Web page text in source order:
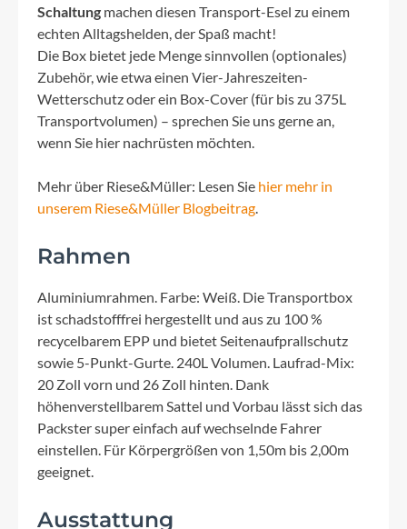
Schaltung machen diesen Transport-Esel zu einem
echten Alltagshelden, der Spaß macht!
Die Box bietet jede Menge sinnvollen (optionales)
Zubehör, wie etwa einen Vier-Jahreszeiten-
Wetterschutz oder ein Box-Cover (für bis zu 375L
Transportvolumen) – sprechen Sie uns gerne an,
wenn Sie hier nachrüsten möchten.
Mehr über Riese&Müller: Lesen Sie hier mehr in
unserem Riese&Müller Blogbeitrag.
Rahmen
Aluminiumrahmen. Farbe: Weiß. Die Transportbox
ist schadstofffrei hergestellt und aus zu 100 %
recycelbarem EPP und bietet Seitenaufprallschutz
sowie 5-Punkt-Gurte. 240L Volumen. Laufrad-Mix:
20 Zoll vorn und 26 Zoll hinten. Dank
höhenverstellbarem Sattel und Vorbau lässt sich das
Packster super einfach auf wechselnde Fahrer
einstellen. Für Körpergrößen von 1,50m bis 2,00m
geeignet.
Ausstattung